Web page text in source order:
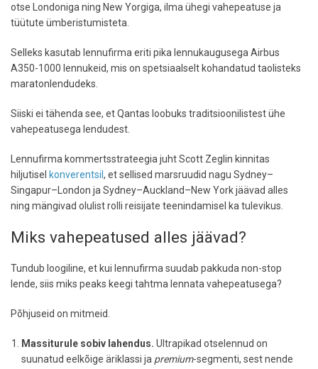
otse Londoniga ning New Yorgiga, ilma ühegi vahepeatuse ja
tüütute ümberistumisteta.
Selleks kasutab lennufirma eriti pika lennukaugusega Airbus
A350-1000 lennukeid, mis on spetsiaalselt kohandatud taolisteks
maratonlendudeks.
Siiski ei tähenda see, et Qantas loobuks traditsioonilistest ühe
vahepeatusega lendudest.
Lennufirma kommertsstrateegia juht Scott Zeglin kinnitas
hiljutisel konverentsil , et sellised marsruudid nagu Sydney–
Singapur–London ja Sydney–Auckland–New York jäävad alles
ning mängivad olulist rolli reisijate teenindamisel ka tulevikus.
Miks vahepeatused alles jäävad?
Tundub loogiline, et kui lennufirma suudab pakkuda non-stop
lende, siis miks peaks keegi tahtma lennata vahepeatusega?
Põhjuseid on mitmeid.
Massiturule sobiv lahendus. Ultrapikad otselennud on
suunatud eelkõige äriklassi ja premium-segmenti, sest nende